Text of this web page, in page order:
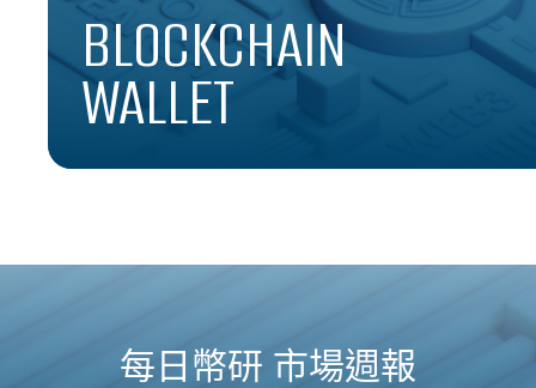
BLOCKCHAIN
WALLET
每日幣研 市場週報